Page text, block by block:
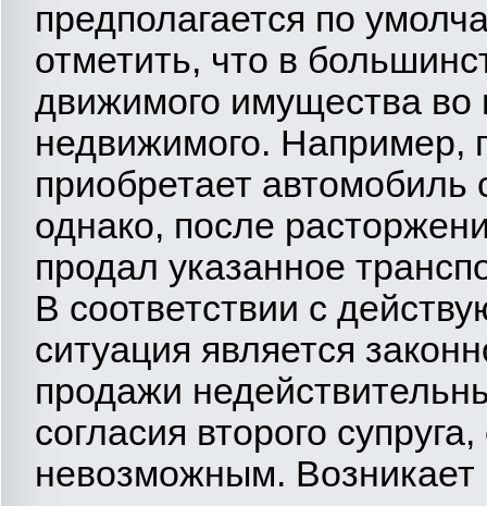
предполагается по
отметить, что в
движимого имущества во
недвижимого. Например,
приобретает
однако, после
продал указанное
В соответствии с
ситуация является
продажи
согласия второго
невозможным.